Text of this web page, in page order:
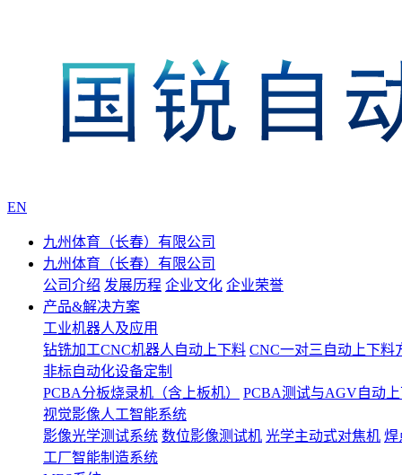
EN
九州体育（长春）有限公司
九州体育（长春）有限公司
公司介绍 发展历程 企业文化 企业荣誉
产品&解决方案
工业机器人及应用
钻铣加工CNC机器人自动上下料 CNC一对三自动上下料
非标自动化设备定制
PCBA分板烧录机（含上板机）
PCBA测试与AGV自动
视觉影像人工智能系统
影像光学测试系统 数位影像测试机 光学主动式对焦机 焊
工厂智能制造系统